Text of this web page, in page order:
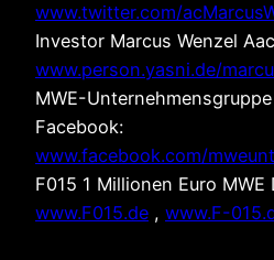
www.twitter.com/
Investor Marcus Wenzel
www.person.yasni.de/
MWE-
Facebook:
www.facebook.com/
F015 1 Millionen Euro MWE
www.F015.de , www.F-